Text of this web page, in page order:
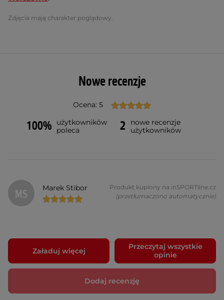
Zdjęcia mają charakter poglądowy.
Nowe recenzje
Ocena: 5
100%
użytkowników
poleca
2
nowe recenzje
użytkowników
MS Marek Stibor
Produkt kupiony na inSPORTline.cz
(przetłumaczono automatycznie)
Załaduj więcej
Przeczytaj wszystkie
opinie
Dodaj recenzję